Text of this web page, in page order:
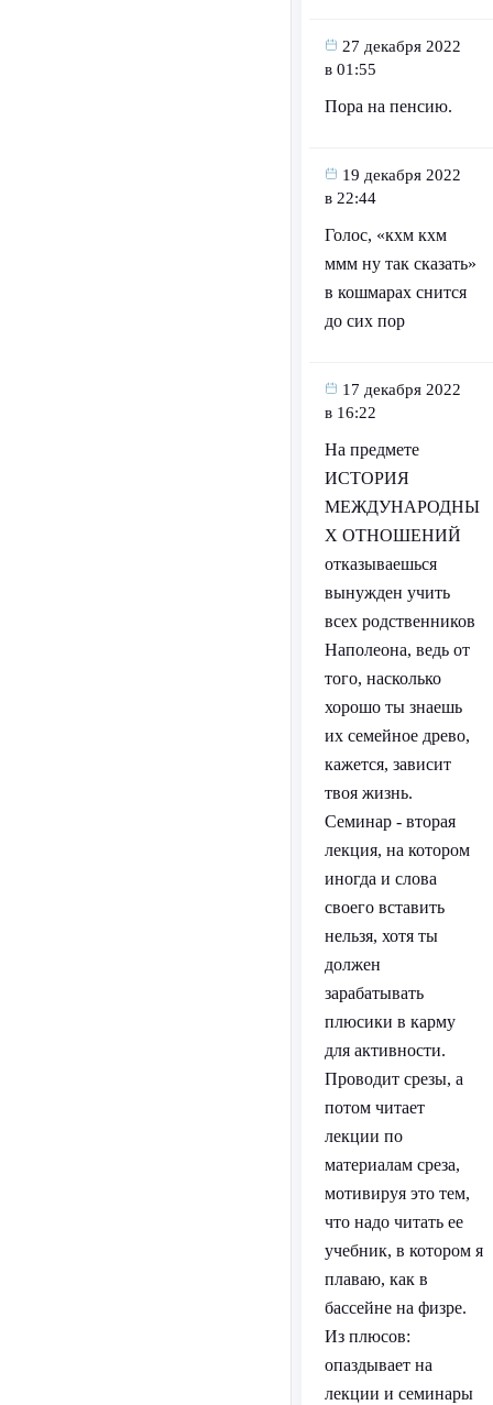
27 декабря 2022
в 01:55
Пора на пенсию.
19 декабря 2022
в 22:44
Голос, «кхм кхм
ммм ну так сказать»
в кошмарах снится
до сих пор
17 декабря 2022
в 16:22
На предмете
ИСТОРИЯ
МЕЖДУНАРОДНЫ
Х ОТНОШЕНИЙ
отказываешься
вынужден учить
всех родственников
Наполеона, ведь от
того, насколько
хорошо ты знаешь
их семейное древо,
кажется, зависит
твоя жизнь.
Семинар - вторая
лекция, на котором
иногда и слова
своего вставить
нельзя, хотя ты
должен
зарабатывать
плюсики в карму
для активности.
Проводит срезы, а
потом читает
лекции по
материалам среза,
мотивируя это тем,
что надо читать ее
учебник, в котором я
плаваю, как в
бассейне на физре.
Из плюсов:
опаздывает на
лекции и семинары